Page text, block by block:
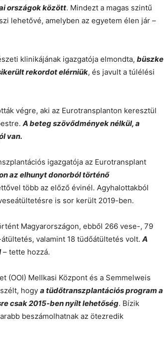
országok között. Mindezt a magas szintű
lehetővé, amelyben az egyetem élen jár –
klinikájának igazgatója elmondta, büszke
rekordot elérniük, és javult a túlélési
végre, aki az Eurotransplanton keresztül
A beteg szövődmények nélkül, a
van.
igazgatója az Eurotransplant
az elhunyt donorból történő
több az előző évinél. Agyhalottakból
is sor került 2019-ben.
Magyarországon, ebből 266 vese-, 79
valamint 18 tüdőátültetés volt. A
– tette hozzá.
(OOI) Mellkasi Központ és a Semmelweis
hogy a tüdőtranszplantációs program a
csak 2015-ben nyílt lehetőség. Bízik
beszámolhatnak az ötezredik